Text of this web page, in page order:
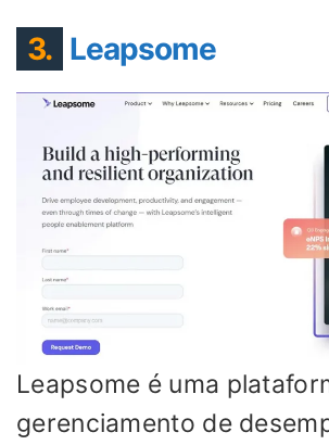
3. Leapsome
Leapsome é uma
gerenciamento de